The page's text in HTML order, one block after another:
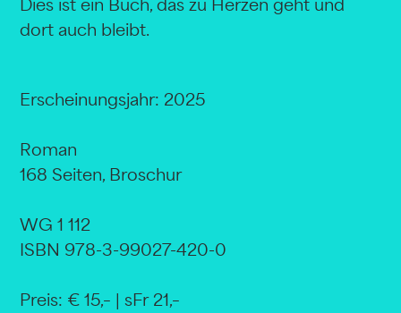
Dies ist ein Buch, das zu Herzen geht und
dort auch bleibt.
Erscheinungsjahr: 2025
Roman
168 Seiten, Broschur
WG 1 112
ISBN 978-3-99027-420-0
Preis: € 15,– | sFr 21,–